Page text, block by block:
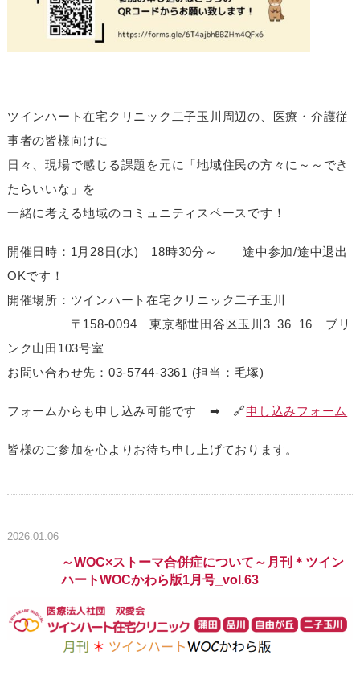
ツインハート在宅クリニック二子玉川周辺の、医療・介護従
事者の皆様向けに
日々、現場で感じる課題を元に「地域住民の方々に～～でき
たらいいな」を
一緒に考える地域のコミュニティスペースです！
開催日時：1月28日(水) 18時30分～ 途中参加/途中退出
OKです！
開催場所：ツインハート在宅クリニック二子玉川
〒158-0094 東京都世田谷区玉川3ｰ36ｰ16 ブリ
ンク山田103号室
お問い合わせ先：03-5744-3361 (担当：毛塚)
フォームからも申し込み可能です ➡ 🔗申し込みフォーム
皆様のご参加を心よりお待ち申し上げております。
2026.01.06
～WOC×ストーマ合併症について～月刊＊ツイン
ハートWOCかわら版1月号_vol.63